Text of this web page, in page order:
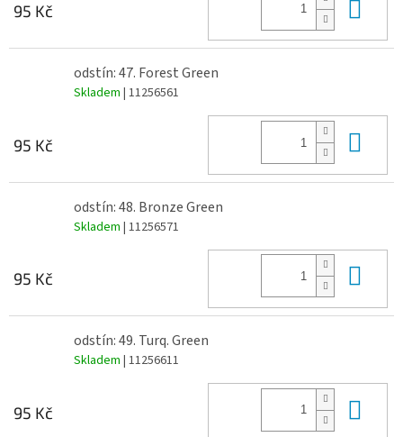
95 Kč
odstín: 47. Forest Green
Skladem | 11256561
95 Kč
odstín: 48. Bronze Green
Skladem | 11256571
95 Kč
odstín: 49. Turq. Green
Skladem | 11256611
95 Kč